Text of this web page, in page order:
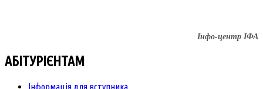
Інфо-центр ІФА
АБІТУРІЄНТАМ
Інформація для вступника